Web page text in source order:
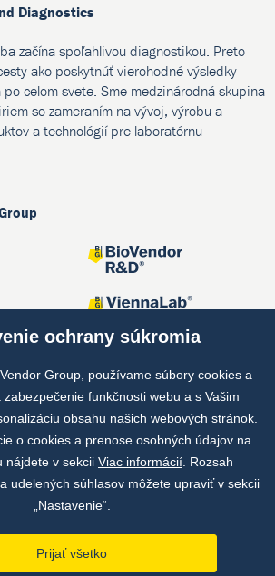
Diagnostics
začína spoľahlivou diagnostikou. Preto
ako poskytnúť vierohodné výsledky
celom svete. Sme medzinárodná skupina
so zameraním na vývoj, výrobu a
a technológií pre laboratórnu
ochrany súkromia
Group, používame súbory cookies a
funkčnosti webu a s Vašim
obsahu našich webových stránok.
o cookies a prenose osobných údajov na
nájdete v sekcii Viac informácií . Rozsah
udelených súhlasov môžete upraviť v sekcii
„Nastavenie“.
Prijať všetko